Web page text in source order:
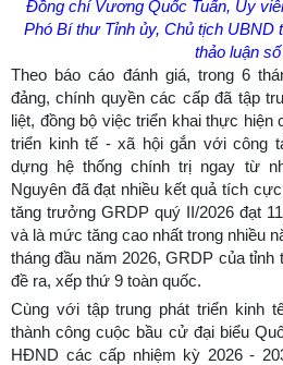
Đồng chí Vương Quốc Tuấn, Ủy
Phó Bí thư Tỉnh ủy, Chủ tịch UBND
thảo luận
Theo báo cáo đánh giá, trong 6
đảng, chính quyền các cấp đã tập
liệt, đồng bộ việc triển khai thực hiện
triển kinh tế - xã hội gắn với công
dựng hệ thống chính trị ngay từ
Nguyên đã đạt nhiều kết quả tích
tăng trưởng GRDP quý II/2026 đạt
và là mức tăng cao nhất trong nhiều
tháng đầu năm 2026, GRDP của
đề ra, xếp thứ 9 toàn quốc.
Cùng với tập trung phát triển kinh
thành công cuộc bầu cử đại biểu
HĐND các cấp nhiệm kỳ 2026 -